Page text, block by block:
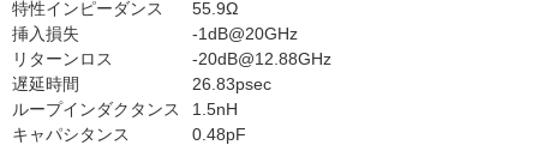
特性インピーダンス
55.9Ω
挿入損失
-1dB@20GHz
リターンロス
-20dB@12.88GHz
遅延時間
26.83psec
ループインダクタンス
1.5nH
キャパシタンス
0.48pF